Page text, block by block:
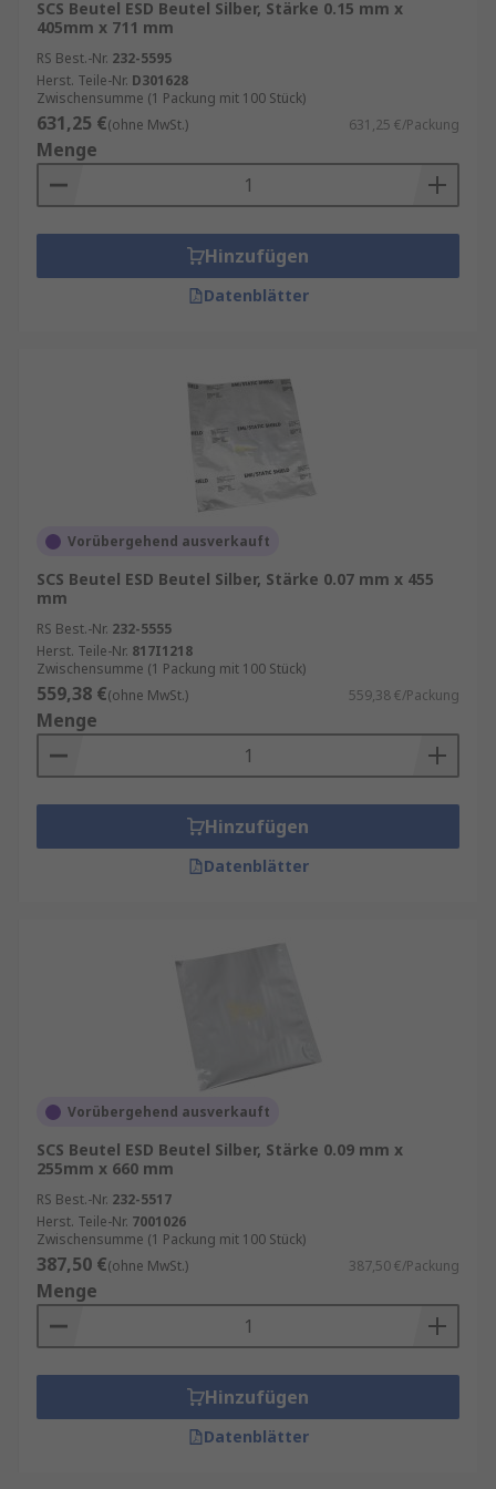
langfristige Aufbewahrungslösung.
ESD-Schutzschaum
ESD-Schaum wird hauptsächlich in Reinräumen,
ESD-Arbeitsplätzen und Komponenten-
Verpackungsstationen eingesetzt. Das
hochdichte Material bietet Schutz für Stifte an
empfindlichen Elektronikkomponenten in
Taschen, Ablagen und Fächern.
Unser Sortiment an ESD-Verpackungen enthält
SCS Beutel ESD Beutel Silber, Stärke 0.15 mm x
405mm x 711 mm
RS Best.-Nr. 232-5595
Herst. Teile-Nr. D301628
Zwischensumme (1 Packung mit 100 Stück)
631,25 €(ohne MwSt.) 631,25 €/Packung
Menge
Hinzufügen
Datenblätter
Vorübergehend ausverkauft
SCS Beutel ESD Beutel Silber, Stärke 0.07 mm x 455
mm
RS Best.-Nr. 232-5555
Herst. Teile-Nr. 817I1218
Zwischensumme (1 Packung mit 100 Stück)
559,38 €(ohne MwSt.) 559,38 €/Packung
Menge
Hinzufügen
Datenblätter
Vorübergehend ausverkauft
SCS Beutel ESD Beutel Silber, Stärke 0.09 mm x
255mm x 660 mm
RS Best.-Nr. 232-5517
Herst. Teile-Nr. 7001026
Zwischensumme (1 Packung mit 100 Stück)
387,50 €(ohne MwSt.) 387,50 €/Packung
Menge
Hinzufügen
Datenblätter